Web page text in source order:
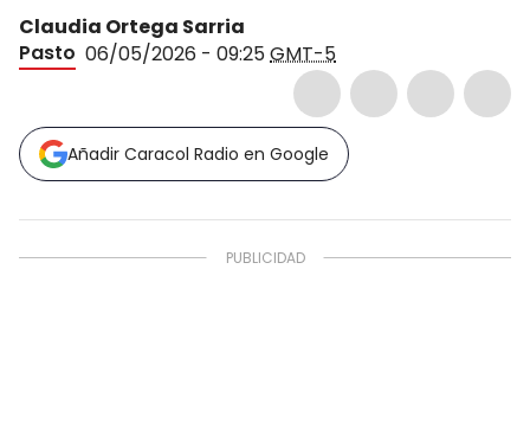
Claudia Ortega Sarria
Pasto 06/05/2026 - 09:25GMT-5
Añadir Caracol Radio en Google